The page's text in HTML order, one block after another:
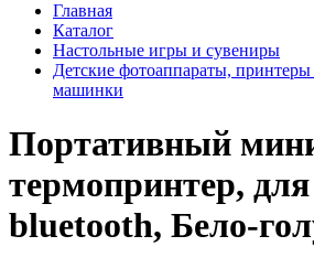
Главная
Каталог
Настольные игры и сувениры
Детские фотоаппараты,
машинки
Портативный
термопринтер,
bluetooth, Бело-